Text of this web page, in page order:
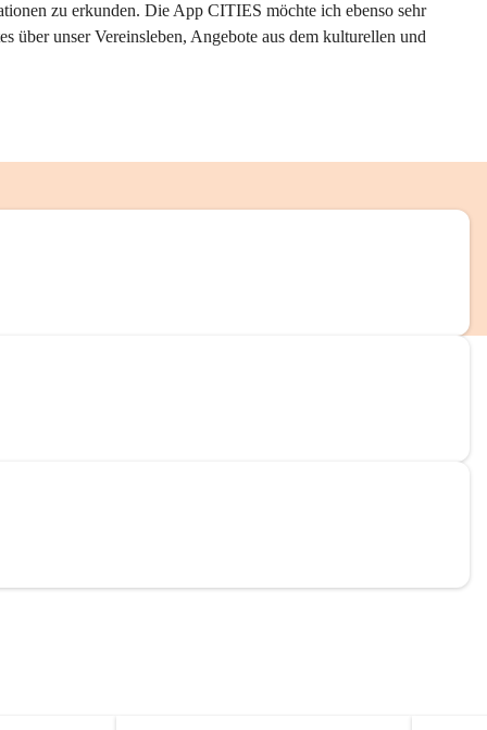
zu erkunden. Die App CITIES möchte ich ebenso sehr
über unser Vereinsleben, Angebote aus dem kulturellen und